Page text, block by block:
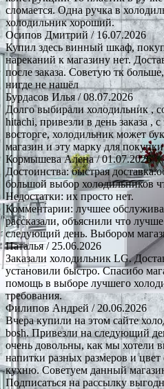
сломается. Одна ручка в
холодильник хороший.
Осипов Дмитрий/ 16.07.2026
Купил здесь винный шкаф,
нареканий к магазину нет.
после заказа. Советую тк
нигде не нашёл
Бурдасов Илья/ 08.07.2026
Долго выбирали холодильник ,
hitachi, привезли в день заказа ,
восторге, холодильник может
магазин и эту марку для
Кормышева Алена/ 01.07.2026
Достоинства: быстрая
большой выбор холодильников
Недостатки: их просто нет.
Комментарии: лучшее
рассказали, объяснили что
следующий день. Выбором
Наталья/ 25.06.2026
Заказали холодильник LG.
установили быстро. Спасибо
помощь в выборе лучшего
требования.
Филипов Андрей/ 20.06.2026
Вчера купили на этом сайте
bosh. Привезли на следующий
очень довольны, как мы хотели
напитки разных размеров и
кухню. Советуем данный
Подписаться на рассылку